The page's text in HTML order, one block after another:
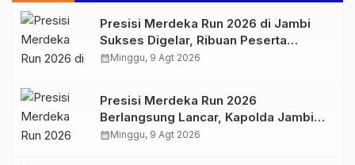
Presisi Merdeka Run 2026 di Jambi
Sukses Digelar, Ribuan Peserta
Ramaikan Event Nasional
calendar_monthMinggu, 9 Agt 2026
Presisi Merdeka Run 2026
Berlangsung Lancar, Kapolda Jambi
Ucapkan Terimakasih dan Apresiasi
calendar_monthMinggu, 9 Agt 2026